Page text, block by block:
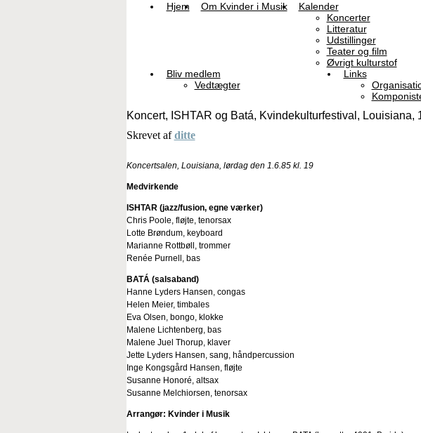
Hjem Om Kvinder i Musik
Kalender
Koncerter
Litteratur
Udstillinger
Teater og film
Øvrigt kulturstof
Bliv medlem
Vedtægter
Links
Koncert, ISHTAR og Batá, Kvindekulturfestival, Louisiana,
Skrevet afditte
Koncertsalen, Louisiana, lørdag den 1.6.85 kl. 19
Medvirkende
ISHTAR (jazz/fusion, egne værker)
Chris Poole, fløjte, tenorsax
Lotte Brøndum, keyboard
Marianne Rottbøll, trommer
Renée Purnell, bas
BATÁ (salsaband)
Hanne Lyders Hansen, congas
Helen Meier, timbales
Eva Olsen, bongo, klokke
Malene Lichtenberg, bas
Malene Juel Thorup, klaver
Jette Lyders Hansen, sang, håndpercussion
Inge Kongsgård Hansen, fløjte
Susanne Honoré, altsax
Susanne Melchiorsen, tenorsax
Arrangør: Kvinder i Musik